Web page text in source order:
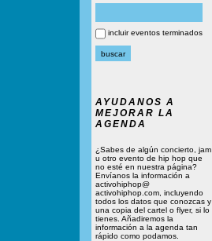
incluir eventos terminados
AYUDANOS A
MEJORAR LA
AGENDA
¿Sabes de algún concierto, jam
u otro evento de hip hop que
no esté en nuestra página?
Envíanos la información a
activohiphop@
activohiphop.com, incluyendo
todos los datos que conozcas y
una copia del cartel o flyer, si lo
tienes. Añadiremos la
información a la agenda tan
rápido como podamos.